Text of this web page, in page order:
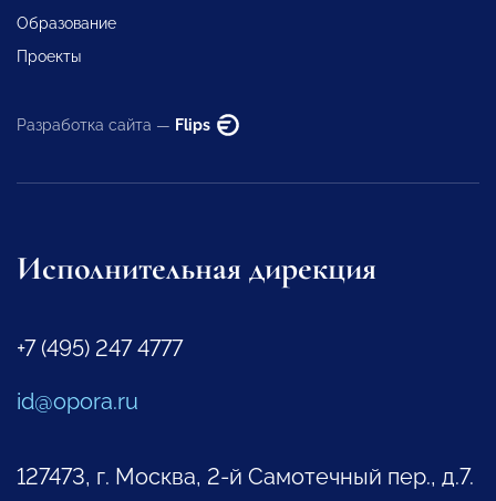
Образование
Проекты
Разработка сайта — Flips
Исполнительная дирекция
+7 (495) 247 4777
id@opora.ru
127473, г. Москва, 2-й Самотечный пер., д.7.